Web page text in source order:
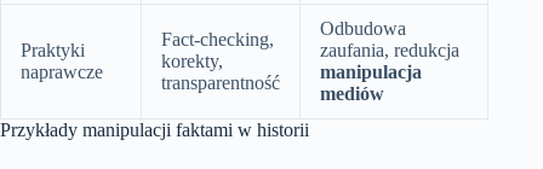
Praktyki
naprawcze
Fact-checking,
korekty,
transparentność
Odbudowa
zaufania, redukcja
manipulacja
mediów
Przykłady manipulacji faktami w historii